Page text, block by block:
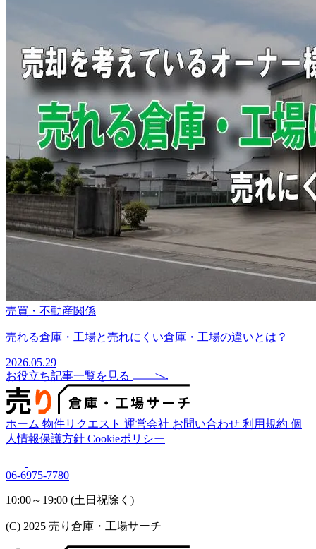
売買・不動産関係
売れる倉庫・工場と売れにくい倉庫・工場の違いとは？
2026.05.29
お役立ち記事一覧を見る
ホーム 物件リクエスト 運営会社 お問い合わせ 利用規約 個
人情報保護方針 Cookieポリシー
06-6975-7780
10:00～19:00 (土日祝除く)
(C) 2025 売り倉庫・工場サーチ